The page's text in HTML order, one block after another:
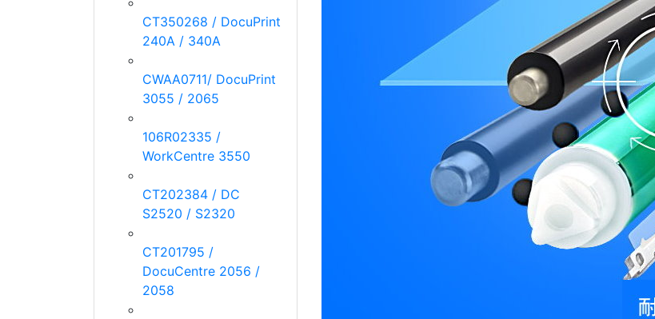
CT350268 / DocuPrint
240A / 340A
CWAA0711/ DocuPrint
3055 / 2065
106R02335 /
WorkCentre 3550
CT202384 / DC
S2520 / S2320
CT201795 /
DocuCentre 2056 /
2058